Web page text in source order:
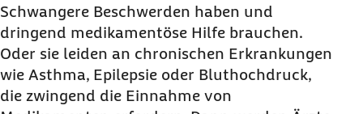
Wie entstehen Behinderungen in der
Schwangerschaft?
Wie wirken Medikamente auf das Ungeborene?
Welche Medikamente sind gefährlich für
Schwangere Beschwerden haben und
dringend medikamentöse Hilfe brauchen.
Oder sie leiden an chronischen Erkrankungen
wie Asthma, Epilepsie oder Bluthochdruck,
die zwingend die Einnahme von